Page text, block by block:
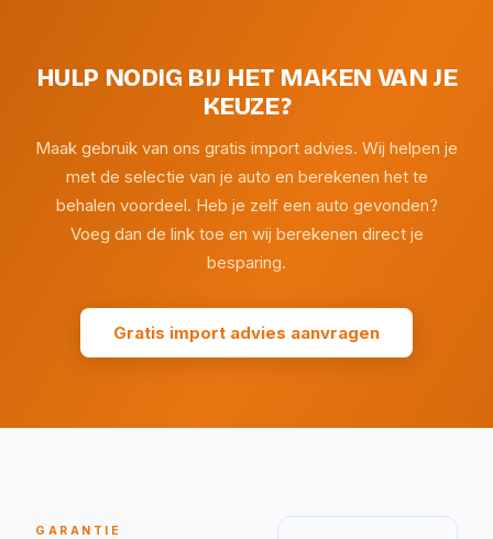
HULP NODIG BIJ HET MAKEN VAN JE
KEUZE?
Maak gebruik van ons gratis import advies. Wij helpen je
met de selectie van je auto en berekenen het te
behalen voordeel. Heb je zelf een auto gevonden?
Voeg dan de link toe en wij berekenen direct je
besparing.
Gratis import advies aanvragen
GARANTIE